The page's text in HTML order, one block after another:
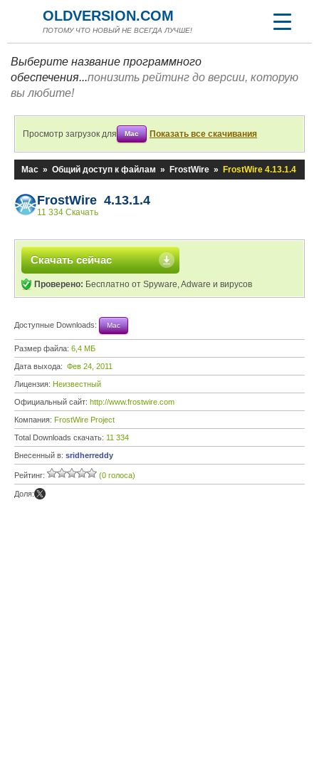
OLDVERSION.COM
ПОТОМУ ЧТО НОВЫЙ НЕ ВСЕГДА ЛУЧШЕ!
Выберите название программного
обеспечения...понизить рейтинг до версии, которую
вы любите!
Просмотр загрузок для Mac Показать все скачивания
Mac » Общий доступ к файлам » FrostWire » FrostWire 4.13.1.4
FrostWire 4.13.1.4
11 334 Скачать
Скачать сейчас
Проверено: Бесплатно от Spyware, Adware и вирусов
Доступные Downloads: Mac
Размер файла: 6,4 МБ
Дата выхода: Фев 24, 2011
Лицензия: Неизвестный
Официальный сайт: http://www.frostwire.com
Компания: FrostWire Project
Total Downloads скачать: 11 334
Внесенный в: sridherreddy
Рейтинг: (0 голоса)
Доля: